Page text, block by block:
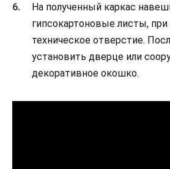
На полученный каркас
гипсокартоновые листы, при
техническое отверстие.
установить дверце или
декоративное окошко.